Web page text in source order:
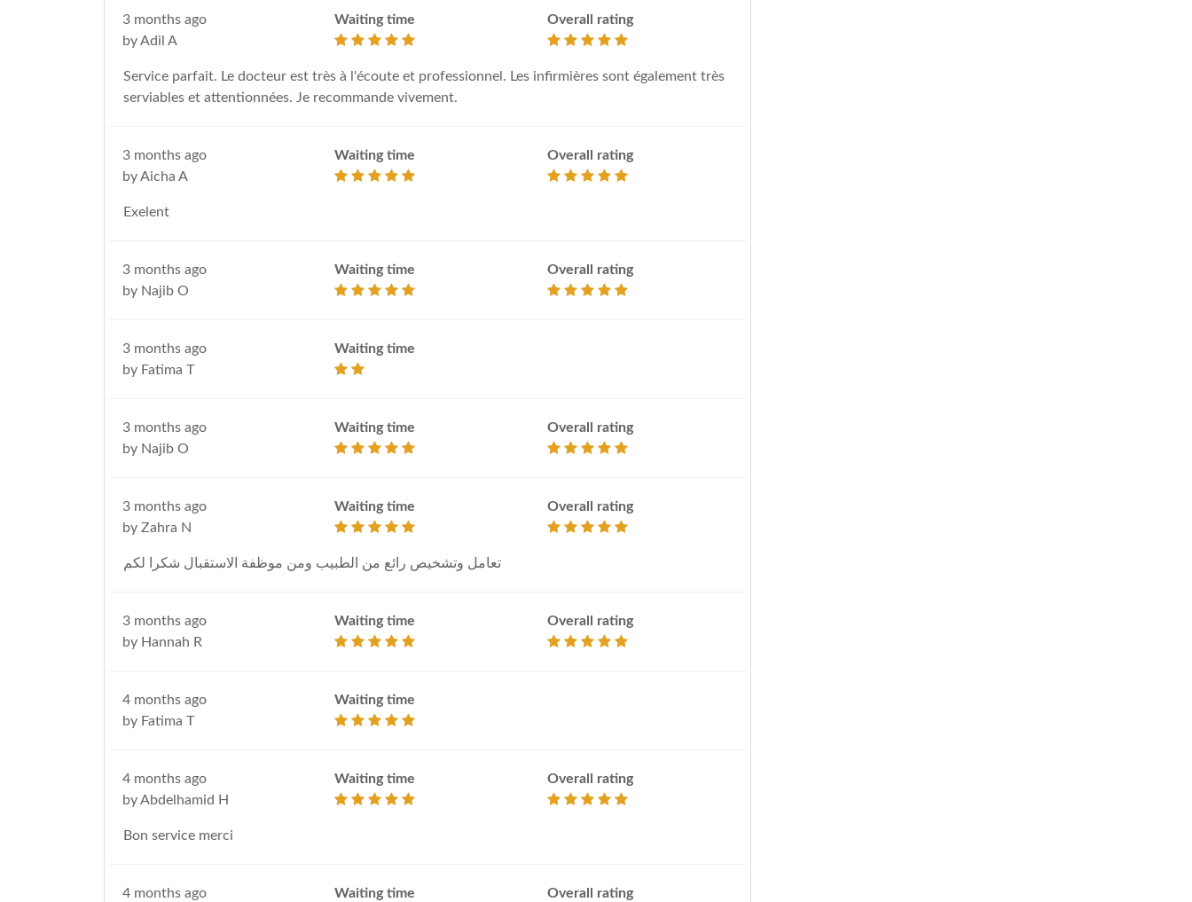
3 months ago
by Adil A
Waiting time Overall rating
Service parfait. Le docteur est très à l'écoute et professionnel. Les infirmières sont également très
serviables et attentionnées. Je recommande vivement.
3 months ago
by Aicha A
Waiting time Overall rating
Exelent
3 months ago
by Najib O
Waiting time Overall rating
3 months ago
by Fatima T
Waiting time
3 months ago
by Najib O
Waiting time Overall rating
3 months ago
by Zahra N
Waiting time Overall rating
تعامل وتشخيص رائع من الطبيب ومن موظفة الاستقبال شكرا لكم
3 months ago
by Hannah R
Waiting time Overall rating
4 months ago
by Fatima T
Waiting time
4 months ago
by Abdelhamid H
Waiting time Overall rating
Bon service merci
4 months ago Waiting time Overall rating